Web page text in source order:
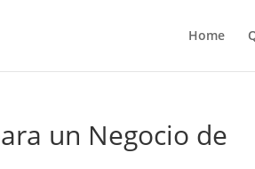
Home
un Negocio de